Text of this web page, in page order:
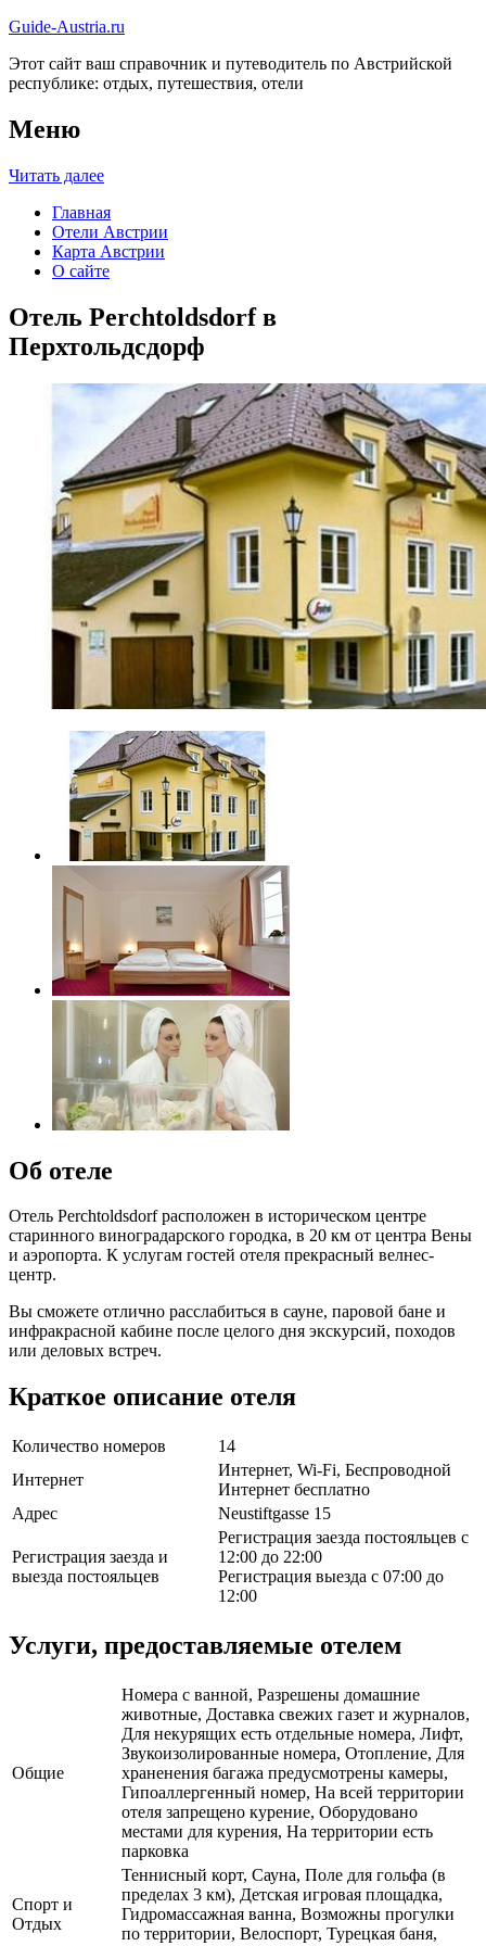
Guide-Austria.ru
Этот сайт ваш справочник и путеводитель по Австрийской
республике: отдых, путешествия, отели
Меню
Читать далее
Главная
Отели Австрии
Карта Австрии
О сайте
Отель Perchtoldsdorf в
Перхтольдсдорф
Об отеле
Отель Perchtoldsdorf расположен в историческом центре
старинного виноградарского городка, в 20 км от центра Вены
и аэропорта. К услугам гостей отеля прекрасный велнес-
центр.
Вы сможете отлично расслабиться в сауне, паровой бане и
инфракрасной кабине после целого дня экскурсий, походов
или деловых встреч.
Краткое описание отеля
Количество номеров
14
Интернет
Интернет, Wi-Fi, Беспроводной
Интернет бесплатно
Адрес
Neustiftgasse 15
Регистрация заезда и
выезда постояльцев
Регистрация заезда постояльцев с
12:00 до 22:00
Регистрация выезда с 07:00 до
12:00
Услуги, предоставляемые отелем
Общие
Номера с ванной, Разрешены домашние
животные, Доставка свежих газет и журналов,
Для некурящих есть отдельные номера, Лифт,
Звукоизолированные номера, Отопление, Для
храненения багажа предусмотрены камеры,
Гипоаллергенный номер, На всей территории
отеля запрещено курение, Оборудовано
местами для курения, На территории есть
парковка
Спорт и
Отдых
Теннисный корт, Сауна, Поле для гольфа (в
пределах 3 км), Детская игровая площадка,
Гидромассажная ванна, Возможны прогулки
по территории, Велоспорт, Турецкая баня,